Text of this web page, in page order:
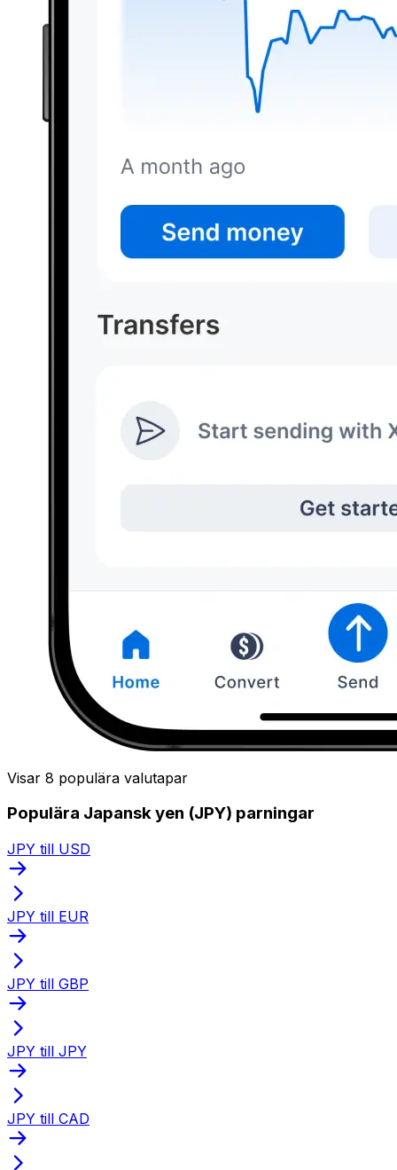
Visar 8 populära valutapar
Populära Japansk yen (JPY) parningar
JPY till USD
JPY till EUR
JPY till GBP
JPY till JPY
JPY till CAD